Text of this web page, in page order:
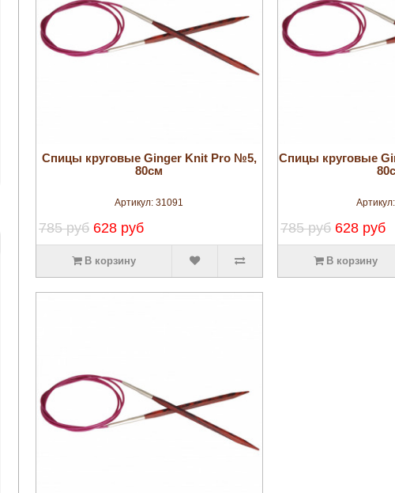
увеличить
Спицы круговые Ginger Knit Pro №5,
80см
Артикул:31091
785 руб 628 руб
В корзину
Спицы круговые
785 руб 628 руб
В корзину